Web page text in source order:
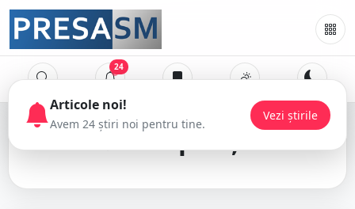
24
competiție
Articole noi!
Avem 24 știri noi pentru tine.
Vezi știrile